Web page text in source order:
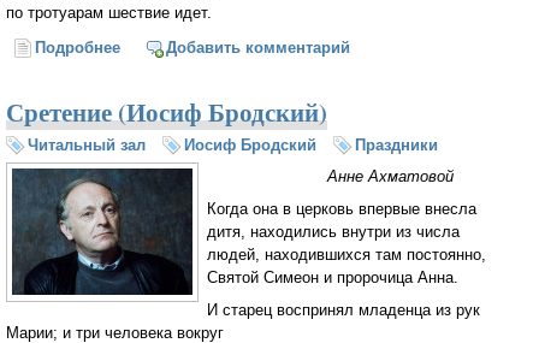
по тротуарам шествие идет.
Подробнее о Шествие (Иосиф Бродский)
Добавить комментарий
Сретение (Иосиф Бродский)
Читальный зал Иосиф Бродский
Праздники
Анне Ахматовой
Когда она в церковь впервые внесла
дитя, находились внутри из числа
людей, находившихся там постоянно,
Святой Симеон и пророчица Анна.
И старец воспринял младенца из рук
Марии; и три человека вокруг